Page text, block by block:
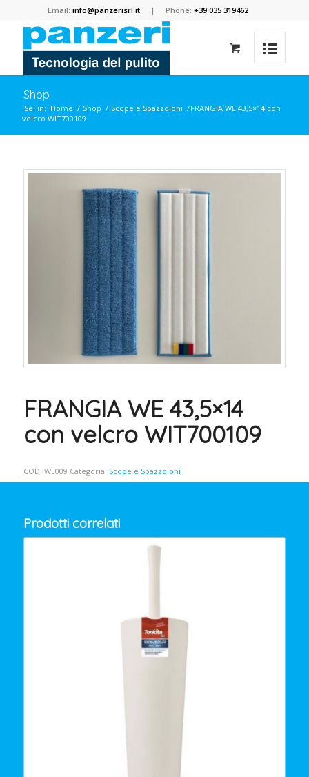
Email:info@panzerisrl.it | Phone:+39 035 319462
Shop
Sei in: Home / Shop / Scope e Spazzoloni /FRANGIA WE 43,5×14 con
velcro WIT700109
FRANGIA WE 43,5×14
con velcro WIT700109
COD: WE009 Categoria: Scope e Spazzoloni
Prodotti correlati